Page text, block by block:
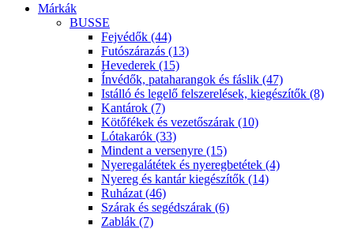
Márkák
BUSSE
Fejvédők (44)
Futószárazás (13)
Hevederek (15)
Ínvédők, pataharangok és fáslik (47)
Istálló és legelő felszerelések, kiegészítők (8)
Kantárok (7)
Kötőfékek és vezetőszárak (10)
Lótakarók (33)
Mindent a versenyre (15)
Nyeregalátétek és nyeregbetétek (4)
Nyereg és kantár kiegészítők (14)
Ruházat (46)
Szárak és segédszárak (6)
Zablák (7)